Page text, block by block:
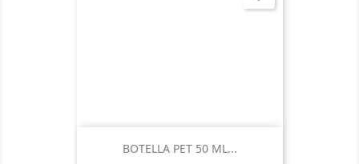
BOTELLA PET 50 ML...